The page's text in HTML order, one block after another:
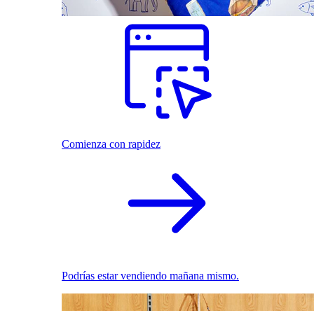
Comienza con rapidez
Podrías estar vendiendo mañana mismo.